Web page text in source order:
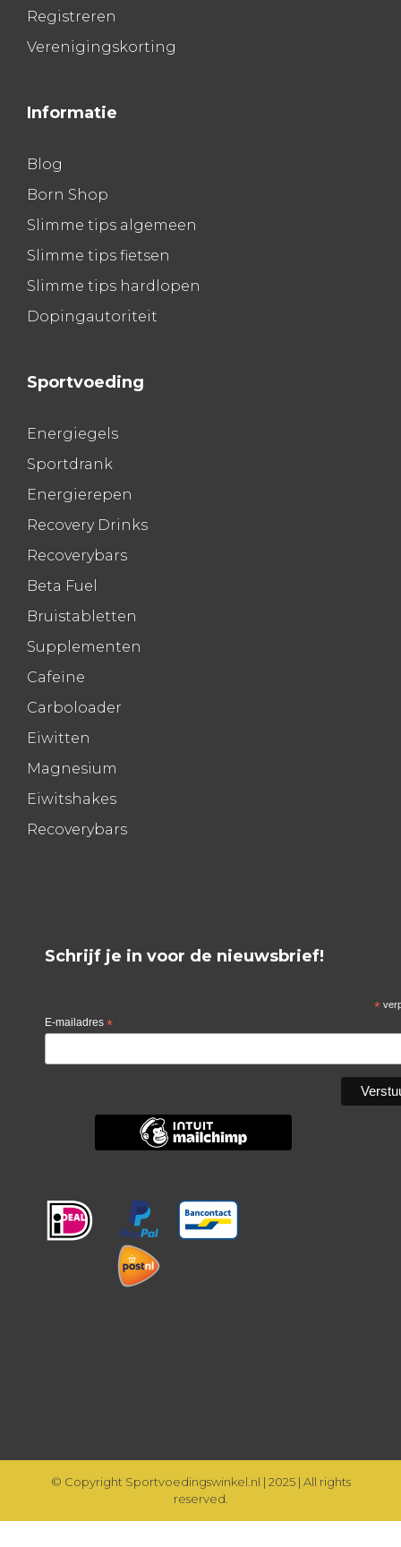
Registreren
Verenigingskorting
Informatie
Blog
Born Shop
Slimme tips algemeen
Slimme tips fietsen
Slimme tips hardlopen
Dopingautoriteit
Sportvoeding
Energiegels
Sportdrank
Energierepen
Recovery Drinks
Recoverybars
Beta Fuel
Bruistabletten
Supplementen
Cafeïne
Carboloader
Eiwitten
Magnesium
Eiwitshakes
Recoverybars
Schrijf je in voor de nieuwsbrief!
*
E-mailadres *
© Copyright Sportvoedingswinkel.nl | 2025 | All rights
reserved.